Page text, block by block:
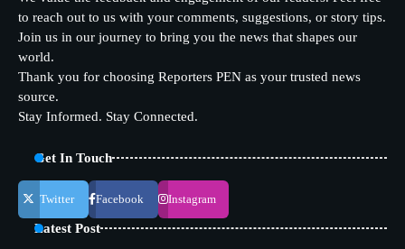
to reach out to us with your comments, suggestions, or story tips.
Join us in our journey to bring you the news that shapes our
world.
Thank you for choosing Reporters PEN as your trusted news
source.
Stay Informed. Stay Connected.
Get In Touch
Twitter Facebook Instagram
Latest Post